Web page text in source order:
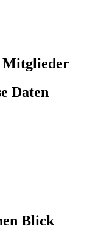
Mitglieder
Daten
Blick